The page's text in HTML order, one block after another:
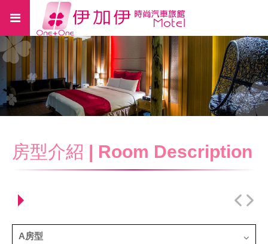
房型介紹 | Room Description
A房型